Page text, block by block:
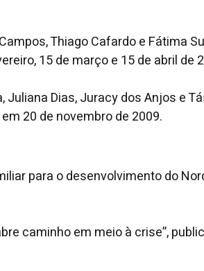
Thiago Cafardo e Fátima
15 de março e 15 de abril de
Juliana Dias, Juracy dos Anjos e
20 de novembro de 2009.
para o desenvolvimento do
caminho em meio à crise”,